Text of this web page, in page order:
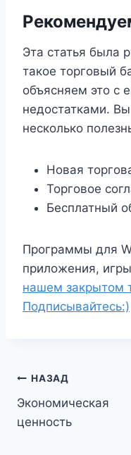
Эта статья была
такое торговый
объясняем это с
недостатками.
несколько
Новая
Торговое
Бесплатный
Программы для
приложения,
нашем закрытом
Подписывайтесь:)
Навигация
по
НАЗАД
Экономическая
ценность